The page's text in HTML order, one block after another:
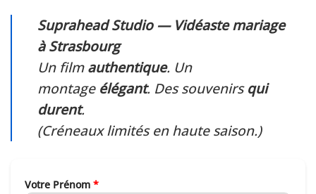
Suprahead Studio — Vidéaste mariage
à Strasbourg
Un filmauthentique. Un
montage élégant. Des souvenirsqui
durent.
(Créneaux limités en haute saison.)
Votre Prénom *